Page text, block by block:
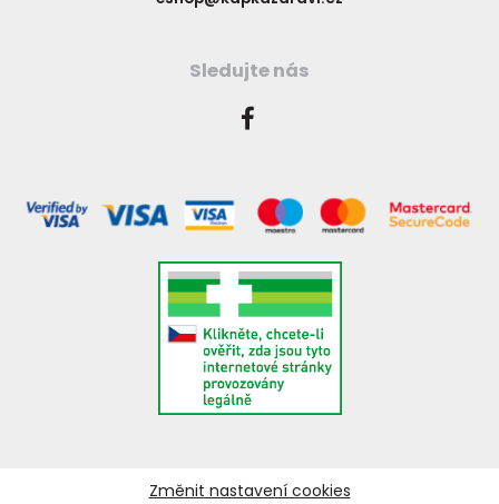
Sledujte nás
Změnit nastavení cookies